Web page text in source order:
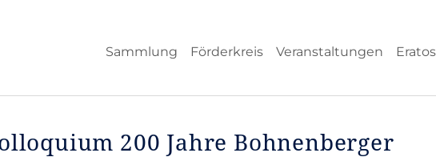
Sammlung Förderkreis Veranstaltungen
200 Jahre Bohnenberger